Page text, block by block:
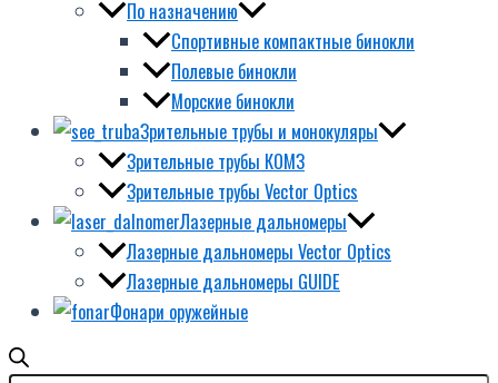
По назначению
Спортивные компактные бинокли
Полевые бинокли
Морские бинокли
Зрительные трубы и монокуляры
Зрительные трубы КОМЗ
Зрительные трубы Vector Optics
Лазерные дальномеры
Лазерные дальномеры Vector Optics
Лазерные дальномеры GUIDE
Фонари оружейные